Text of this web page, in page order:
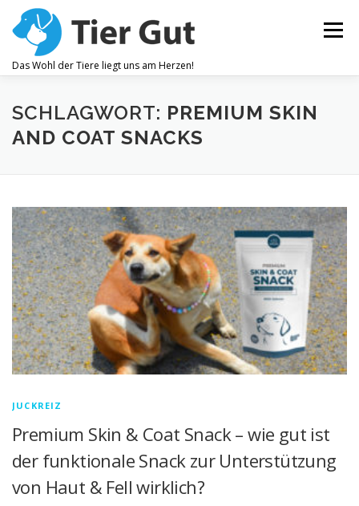
Inhalt
springen
Das Wohl der Tiere liegt uns am Herzen!
Menü
ZAHNPFLEGE GELENKBESCHWERDEN
OHRENPFLEGE
SCHLAGWORT: PREMIUM SKIN
AND COAT SNACKS
JUCKREIZ
Premium Skin & Coat Snack – wie gut ist
der funktionale Snack zur Unterstützung
von Haut & Fell wirklich?